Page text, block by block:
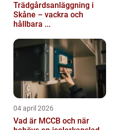
Trädgårdsanläggning i
Skåne – vackra och
hållbara ...
04 april 2026
Vad är MCCB och när